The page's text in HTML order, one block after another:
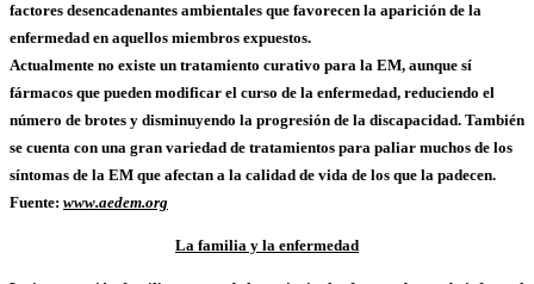
factores desencadenantes ambientales que favorecen la aparición de la
enfermedad en aquellos miembros expuestos.
Actualmente no existe un tratamiento curativo para la EM, aunque sí
fármacos que pueden modificar el curso de la enfermedad, reduciendo el
número de brotes y disminuyendo la progresión de la discapacidad. También
se cuenta con una gran variedad de tratamientos para paliar muchos de los
síntomas de la EM que afectan a la calidad de vida de los que la padecen.
Fuente: www.aedem.org
La familia y la enfermedad